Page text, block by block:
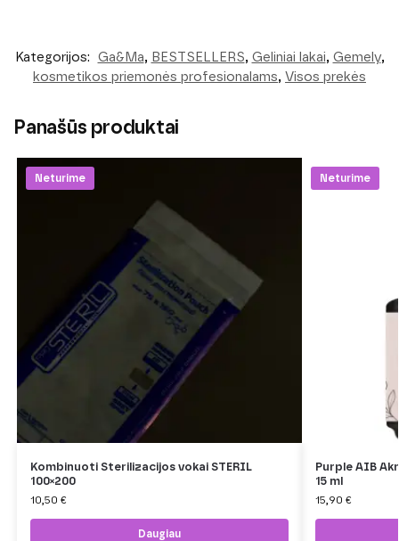
Kategorijos: Ga&Ma, BESTSELLERS, Geliniai lakai, Gemely,
kosmetikos priemonės profesionalams, Visos prekės
Panašūs produktai
Neturime
Kombinuoti Sterilizacijos vokai STERIL
100×200
10,50 €
Daugiau
Neturime
Purple AIB
15 ml
15,90 €